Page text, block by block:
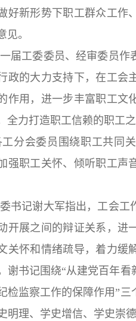
好新形势下职工群众工作
见。
工委委员、经审委员作
政的大力支持下，在工会
作用，进一步丰富职工文
全力打造职工信赖的职工之
会委员围绕职工共同关
强职工关怀、倾听职工声
记谢大军指出，工会工
开展之间的辩证关系，进
关怀和情绪疏导，着力缓
谢书记围绕“从建党百年看
检监察工作的保障作用”
明理、学史增信、学史崇